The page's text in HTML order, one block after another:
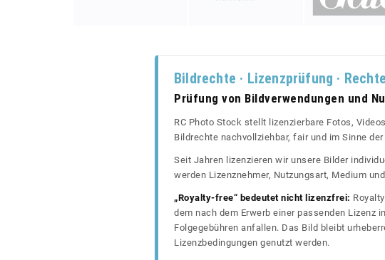
Bildrechte · Lizenzprüfung ·
Prüfung von Bildverwendungen und
RC Photo Stock stellt lizenzierbare Fotos,
Bildrechte nachvollziehbar, fair und im Sinne
Seit Jahren lizenzieren wir unsere Bilder
werden Lizenznehmer, Nutzungsart, Medium
„Royalty-free“ bedeutet nicht lizenzfrei:
dem nach dem Erwerb einer passenden Lizenz
Folgegebühren anfallen. Das Bild bleibt
Lizenzbedingungen genutzt werden.